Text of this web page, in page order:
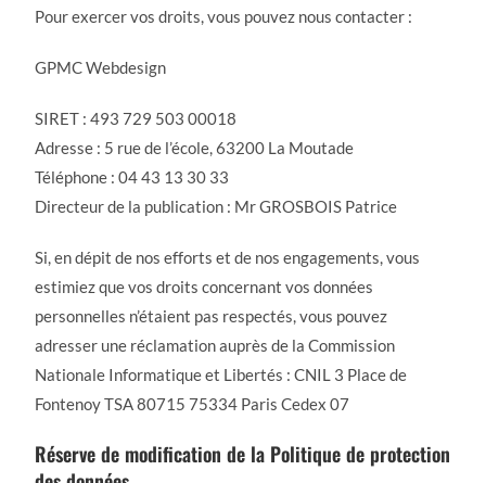
Pour exercer vos droits, vous pouvez nous contacter :
GPMC Webdesign
SIRET : 493 729 503 00018
Adresse : 5 rue de l’école, 63200 La Moutade
Téléphone : 04 43 13 30 33
Directeur de la publication : Mr GROSBOIS Patrice
Si, en dépit de nos efforts et de nos engagements, vous
estimiez que vos droits concernant vos données
personnelles n’étaient pas respectés, vous pouvez
adresser une réclamation auprès de la Commission
Nationale Informatique et Libertés : CNIL 3 Place de
Fontenoy TSA 80715 75334 Paris Cedex 07
Réserve de modification de la Politique de protection